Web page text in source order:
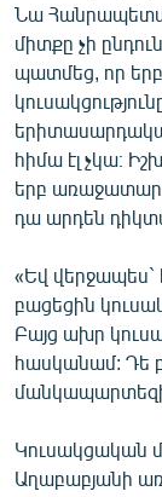
Նա
միտքը չի
պատմեց, որ
հիմա էլ չկա։
երբ առաջատար
դա արդեն
«Եվ վերջապես`
բացեցին
Բայց ախր
հասկանամ: Դե
Կուսակցական
Աղաբաբյանի